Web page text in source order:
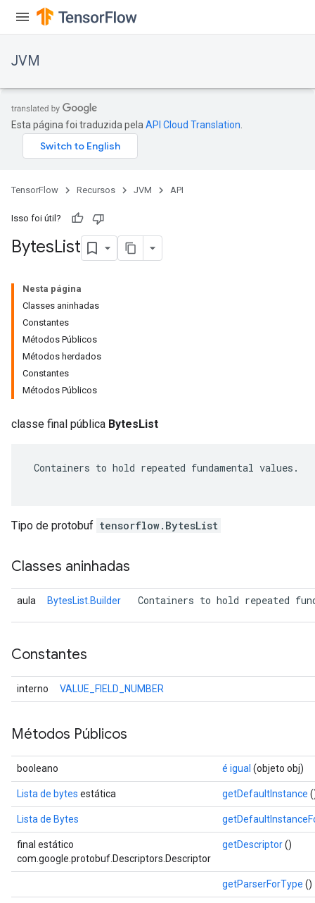
JVM
Esta página foi traduzida pela API Cloud Translation
TensorFlow Recursos JVM API
Isso foi útil?
BytesList
Nesta página
Classes aninhadas
Constantes
Métodos Públicos
Métodos herdados
Constantes
Métodos Públicos
classe final pública BytesList
Containers to hold repeated fundamental values.
Tipo de protobuf tensorflow.BytesList
Classes aninhadas
aula BytesList.Builder Containers to hold repeated
Constantes
interno VALUE_FIELD_NUMBER
Métodos Públicos
booleano é igual (objeto obj)
Lista de bytes estática getDefaultInstance
Lista de Bytes
final estático
com.google.protobuf.Descriptors.Descriptor
getDescriptor()
getParserForType ()